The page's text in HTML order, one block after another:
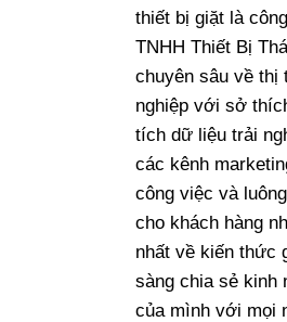
thiết bị giặt là
TNHH Thiết Bị
chuyên sâu về thị
nghiệp với sở
tích dữ liệu trải
các kênh
công việc và
cho khách hàng
nhất về kiến thức
sàng chia sẻ kinh
của mình với mọi